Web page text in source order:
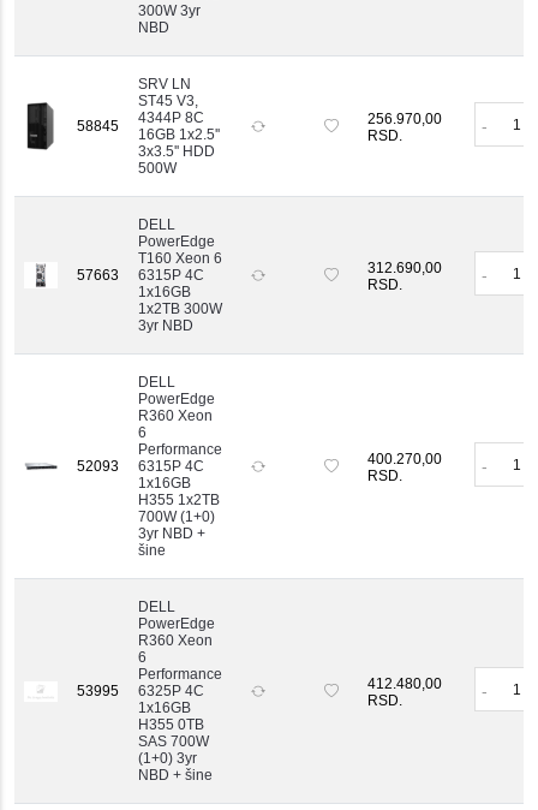
diskove.300W 3yr
NBD
58845
SRV LN
ST45 V3,
4344P 8C
16GB 1x2.5''
3x3.5'' HDD
500W
256.970,00
RSD.
-
57663
DELL
PowerEdge
T160 Xeon 6
6315P 4C
1x16GB
1x2TB 300W
3yr NBD
312.690,00
RSD.
-
52093
DELL
PowerEdge
R360 Xeon
6
Performance
6315P 4C
1x16GB
H355 1x2TB
700W (1+0)
3yr NBD +
šine
400.270,00
RSD.
-
53995
DELL
PowerEdge
R360 Xeon
6
Performance
6325P 4C
1x16GB
H355 0TB
SAS 700W
(1+0) 3yr
NBD + šine
412.480,00
RSD.
-